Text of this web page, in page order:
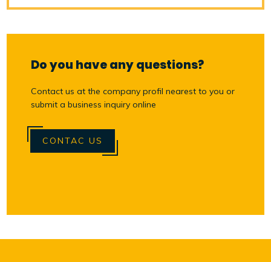
Do you have any questions?
Contact us at the company profil nearest to you or
submit a business inquiry online
CONTAC US